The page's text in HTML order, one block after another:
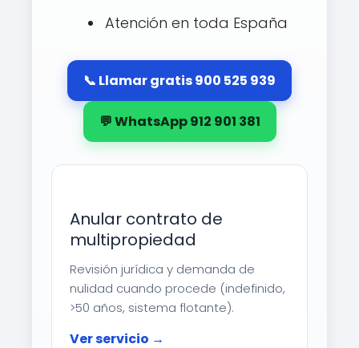
Atención en toda España
📞 Llamar gratis 900 525 939
💬 WhatsApp 912 901 381
Anular contrato de
multipropiedad
Revisión jurídica y demanda de
nulidad cuando procede (indefinido,
>50 años, sistema flotante).
Ver servicio →